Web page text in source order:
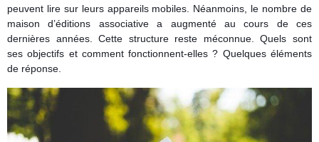
peuvent lire sur leurs appareils mobiles. Néanmoins, le nombre de
maison d’éditions associative a augmenté au cours de ces
dernières années. Cette structure reste méconnue. Quels sont
ses objectifs et comment fonctionnent-elles ? Quelques éléments
de réponse.